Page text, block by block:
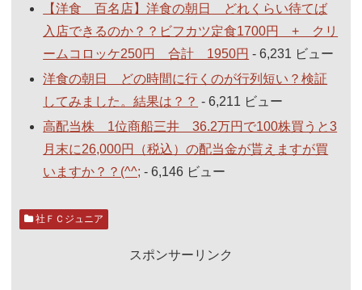
【洋食 百名店】洋食の朝日 どれくらい待てば
入店できるのか？？ビフカツ定食1700円 + クリ
ームコロッケ250円 合計 1950円 - 6,231 ビュー
洋食の朝日 どの時間に行くのが行列短い？検証
してみました。結果は？？ - 6,211 ビュー
高配当株 1位商船三井 36.2万円で100株買うと3
月末に26,000円（税込）の配当金が貰えますが買
いますか？？(^^; - 6,146 ビュー
社ＦＣジュニア
スポンサーリンク